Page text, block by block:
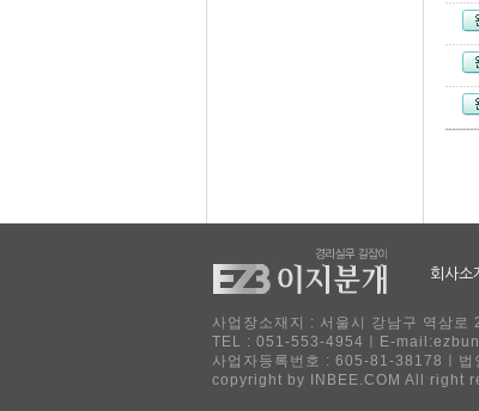
회사소
사업장소재지 : 서울시 강남구 역삼
TEL : 051-553-4954ㅣE-
사업자등록번호 : 605-81-38178ㅣ
copyright by INBEE.COM All right